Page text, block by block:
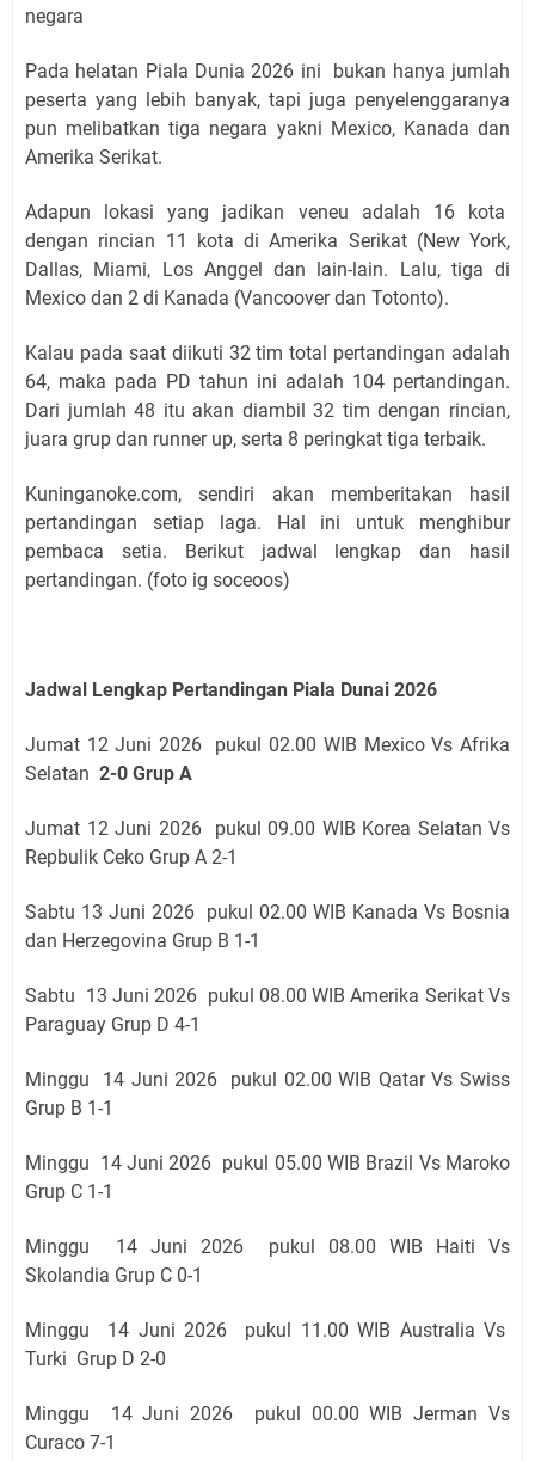
negara
Pada helatan Piala Dunia 2026 ini bukan hanya jumlah
peserta yang lebih banyak, tapi juga penyelenggaranya
pun melibatkan tiga negara yakni Mexico, Kanada dan
Amerika Serikat.
Adapun lokasi yang jadikan veneu adalah 16 kota
dengan rincian 11 kota di Amerika Serikat (New York,
Dallas, Miami, Los Anggel dan lain-lain. Lalu, tiga di
Mexico dan 2 di Kanada (Vancoover dan Totonto).
Kalau pada saat diikuti 32 tim total pertandingan adalah
64, maka pada PD tahun ini adalah 104 pertandingan.
Dari jumlah 48 itu akan diambil 32 tim dengan rincian,
juara grup dan runner up, serta 8 peringkat tiga terbaik.
Kuninganoke.com, sendiri akan memberitakan hasil
pertandingan setiap laga. Hal ini untuk menghibur
pembaca setia. Berikut jadwal lengkap dan hasil
pertandingan. (foto ig soceoos)
Jadwal Lengkap Pertandingan Piala Dunai 2026
Jumat 12 Juni 2026 pukul 02.00 WIB Mexico Vs Afrika
Selatan 2-0 Grup A
Jumat 12 Juni 2026 pukul 09.00 WIB Korea Selatan Vs
Repbulik Ceko Grup A 2-1
Sabtu 13 Juni 2026 pukul 02.00 WIB Kanada Vs Bosnia
dan Herzegovina Grup B 1-1
Sabtu 13 Juni 2026 pukul 08.00 WIB Amerika Serikat Vs
Paraguay Grup D 4-1
Minggu 14 Juni 2026 pukul 02.00 WIB Qatar Vs Swiss
Grup B 1-1
Minggu 14 Juni 2026 pukul 05.00 WIB Brazil Vs Maroko
Grup C 1-1
Minggu 14 Juni 2026 pukul 08.00 WIB Haiti Vs
Skolandia Grup C 0-1
Minggu 14 Juni 2026 pukul 11.00 WIB Australia Vs
Turki Grup D 2-0
Minggu 14 Juni 2026 pukul 00.00 WIB Jerman Vs
Curaco 7-1